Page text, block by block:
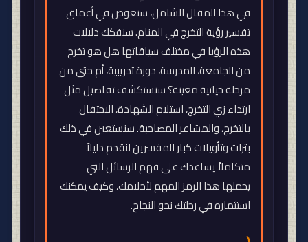
في هذا المقال الشامل، سنغوص في أعماق
تفسير رؤية التخرج في المنام. سنفكك دلالات
هذه الرؤيا في مختلف سياقاتها هل هو تخرج
من الجامعة، المدرسة، دورة تدريبية، أم حتى من
مرحلة حياتية معينة؟ سنستكشف تفاصيل مثل
ارتداء زي التخرج، استلام الشهادة، الاحتفال
بالتخرج، والمشاعر المصاحبة. سنستعين في ذلك
بتراث وتأويلات كبار المفسرين لنقدم دليلاً
متكاملاً يساعدك على فهم الرسائل التي
يحملها هذا الرمز المهم لأحلامك، وكيف يمكنك
استثماره في رحلتك نحو النجاح.